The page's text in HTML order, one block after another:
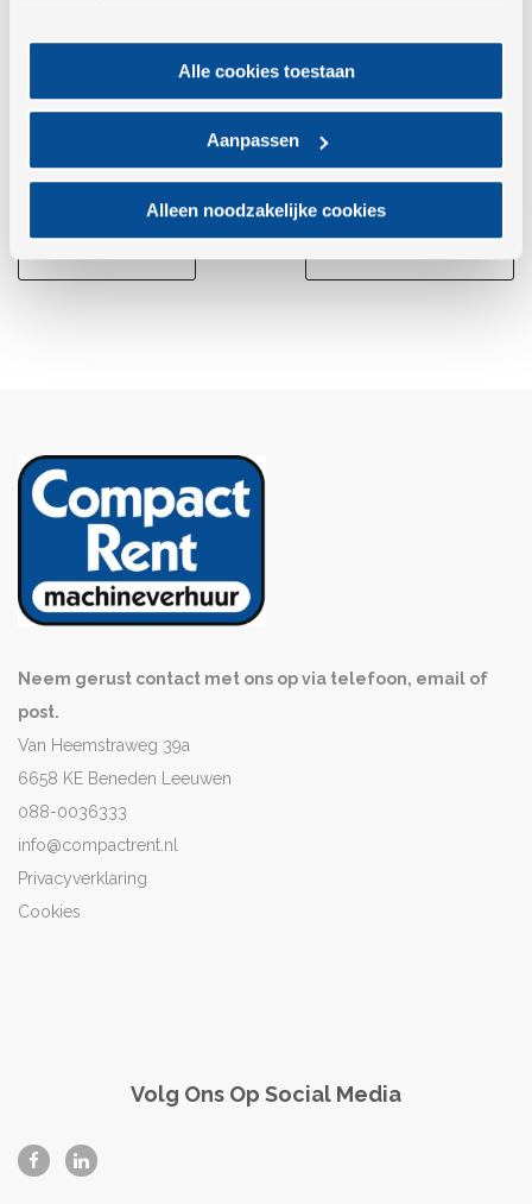
Alle cookies toestaan
Aanpassen
Alleen noodzakelijke cookies
Neem gerust contact met ons op via telefoon, email of
post.
Van Heemstraweg 39a
6658 KE Beneden Leeuwen
088-0036333
info@compactrent.nl
Privacyverklaring
Cookies
Volg Ons Op Social Media